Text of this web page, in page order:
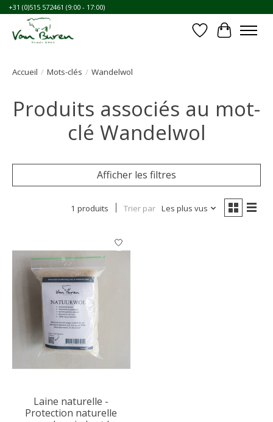
+31 (0)515 572461 (9:00 - 17:00)
Liste dePanier
Accueil / Mots-clés / Wandelwol
Produits associés au mot-
clé Wandelwol
Afficher les filtres
1 produits Trier par Les plus vus
Laine naturelle -
Protection naturelle